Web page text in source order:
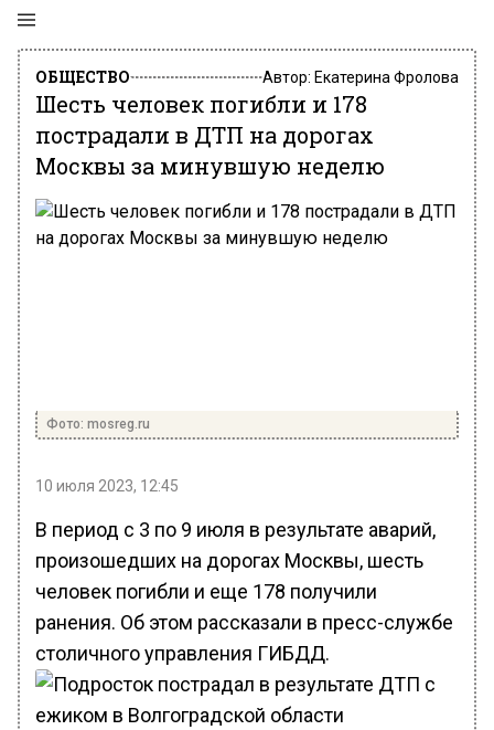
ОБЩЕСТВО Автор: Екатерина Фролова
Шесть человек погибли и 178
пострадали в ДТП на дорогах
Москвы за минувшую неделю
Фото: mosreg.ru
10 июля 2023, 12:45
В период с 3 по 9 июля в результате аварий,
произошедших на дорогах Москвы, шесть
человек погибли и еще 178 получили
ранения. Об этом рассказали в пресс-службе
столичного управления ГИБДД.